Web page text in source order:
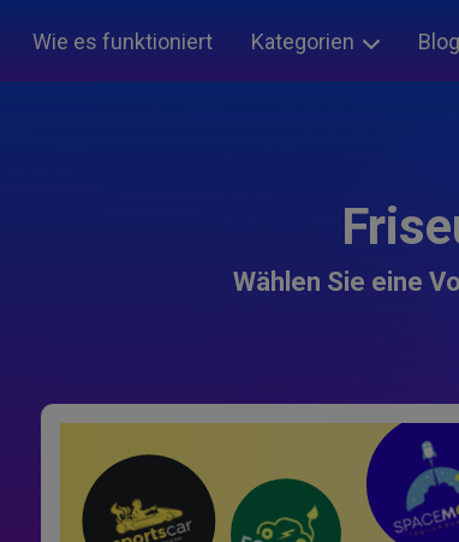
Wie es funktioniert Kategorien Blog
Wählen Sie eine